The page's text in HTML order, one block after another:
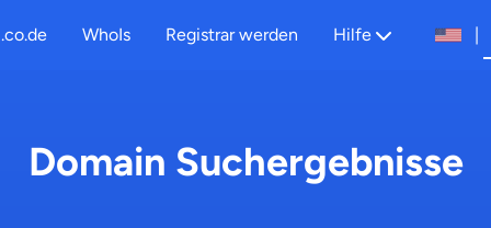
WhoIs Registrar werden Hilfe |
Domain Suchergebnisse